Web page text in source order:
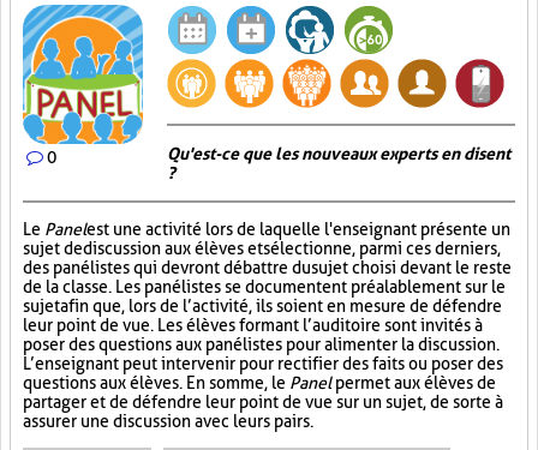
0
Qu'est-ce que les nouveaux experts en disent
?
Le Panelest une activité lors de laquelle l'enseignant présente un
sujet de discussion aux élèves et sélectionne, parmi ces derniers,
des panélistes qui devront débattre du sujet choisi devant le reste
de la classe. Les panélistes se documentent préalablement sur le
sujet afin que, lors de l’activité, ils soient en mesure de défendre
leur point de vue. Les élèves formant l’auditoire sont invités à
poser des questions aux panélistes pour alimenter la discussion.
L’enseignant peut intervenir pour rectifier des faits ou poser des
questions aux élèves. En somme, le Panelpermet aux élèves de
partager et de défendre leur point de vue sur un sujet, de sorte à
assurer une discussion avec leurs pairs.